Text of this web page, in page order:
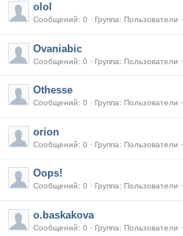
olol
Сообщений: 0 · Группа: Пользователи ·
Ovaniabic
Сообщений: 0 · Группа: Пользователи ·
Othesse
Сообщений: 0 · Группа: Пользователи ·
orion
Сообщений: 0 · Группа: Пользователи ·
Oops!
Сообщений: 0 · Группа: Пользователи ·
o.baskakova
Сообщений: 0 · Группа: Пользователи ·